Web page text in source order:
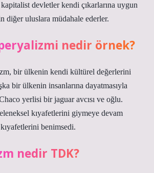
devletler kendi çıkarlarına uygun
diğer uluslara müdahale ederler.
nedir örnek?
bir ülkenin kendi kültürel değerlerini
bir ülkenin insanlarına dayatmasıyla
yerlisi bir jaguar avcısı ve oğlu.
kıyafetlerini giymeye devam
benimsedi.
nedir TDK?